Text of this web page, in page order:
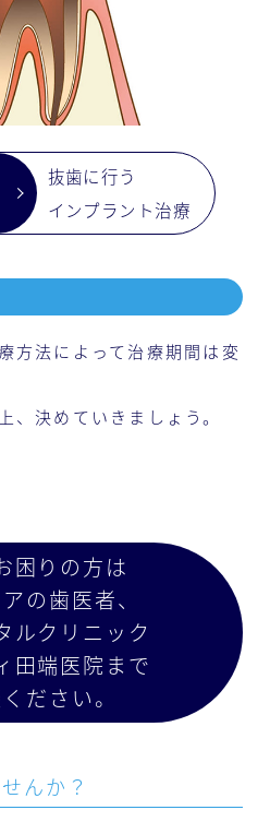
抜歯に行う
インプラント治療
方法によって治療期間は変
、決めていきましょう。
困りの方は
の歯医者、
ルクリニック
田端医院まで
ださい。
んか？